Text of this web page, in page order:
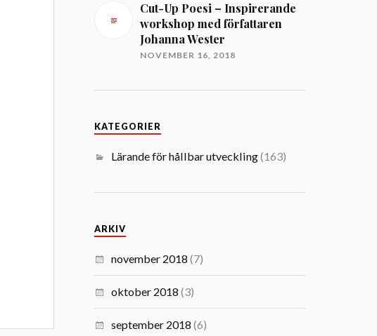
Cut-Up Poesi – Inspirerande
workshop med författaren
Johanna Wester
NOVEMBER 16, 2018
KATEGORIER
Lärande för hållbar utveckling(163)
ARKIV
november 2018 (7)
oktober 2018 (3)
september 2018 (6)